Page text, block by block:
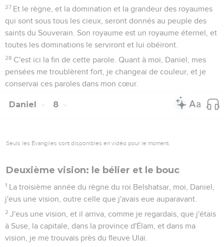
27 Et le règne, et la domination et la grandeur des royaumes
qui sont sous tous les cieux, seront donnés au peuple des
saints du Souverain. Son royaume est un royaume éternel, et
toutes les dominations le serviront et lui obéiront.
28 C'est ici la fin de cette parole. Quant à moi, Daniel, mes
pensées me troublèrent fort, je changeai de couleur, et je
conservai ces paroles dans mon cœur.
Daniel 8
Seuls les Évangiles sont disponibles en vidéo pour le moment.
Deuxième vision: le bélier et le bouc
1 La troisième année du règne du roi Belshatsar, moi, Daniel,
j'eus une vision, outre celle que j'avais eue auparavant.
2 J'eus une vision, et il arriva, comme je regardais, que j'étais
à Suse, la capitale, dans la province d'Élam, et dans ma
vision, je me trouvais près du fleuve Ulaï.